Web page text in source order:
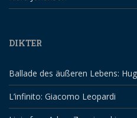
DIKTER
Ballade des äußeren Lebens:
L’infinito: Giacomo Leopardi